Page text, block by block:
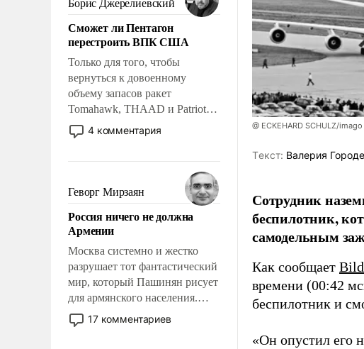
Борис Джерелиевский
Сможет ли Пентагон
перестроить ВПК США
Только для того, чтобы
вернуться к довоенному
объему запасов ракет
Tomahawk, THAAD и Patriot
США потребуется более трех
лет. Даже небольшая война с
Сложившаяся ситуация
означает многолетний период
уязвимости США, например,
перед Китаем.
4 комментария
Геворг Мирзаян
Россия ничего не должна
Армении
Москва системно и жестко
разрушает тот фантастический
мир, который Пашинян рисует
для армянского населения.
Мир, где политические
прожекты будут безусловно
17 комментариев
@ ECKEHARD SCHULZ/
Tекст: Валерия
Сотрудник
беспилотник,
самодельным
Как сообщает Bild
времени (00:42
беспилотник и
«Он опустил его